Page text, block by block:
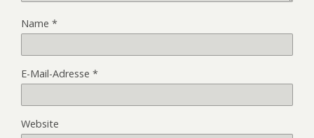
Name *
E-Mail-Adresse *
Website